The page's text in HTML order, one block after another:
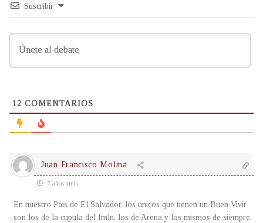
Suscribir
12 COMENTARIOS
Juan Francisco Molina
7 años atrás
En nuestro Pais de El Salvador, los unicos que tienen un Buen Vivir
son los de la cupula del fmln, los de Arena y los mismos de siempre,